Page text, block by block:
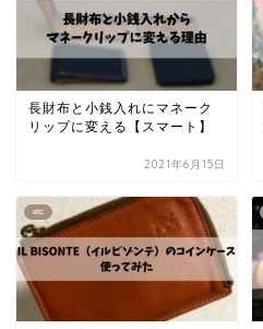
長財布と小銭入れにマネーク
リップに変える【スマート】
2021年6月15日
etc